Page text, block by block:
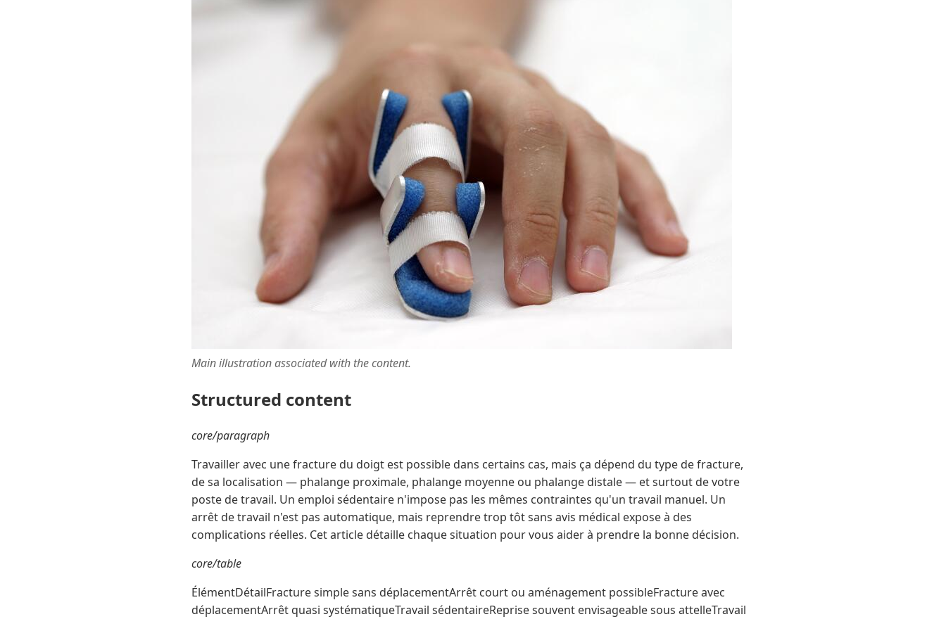
Main illustration associated with the content.
Structured content
core/paragraph
Travailler avec une fracture du doigt est possible dans certains cas, mais ça dépend du type de fracture,
de sa localisation — phalange proximale, phalange moyenne ou phalange distale — et surtout de votre
poste de travail. Un emploi sédentaire n'impose pas les mêmes contraintes qu'un travail manuel. Un
arrêt de travail n'est pas automatique, mais reprendre trop tôt sans avis médical expose à des
complications réelles. Cet article détaille chaque situation pour vous aider à prendre la bonne décision.
core/table
ÉlémentDétailFracture simple sans déplacementArrêt court ou aménagement possibleFracture avec
déplacementArrêt quasi systématiqueTravail sédentaireReprise souvent envisageable sous attelleTravail